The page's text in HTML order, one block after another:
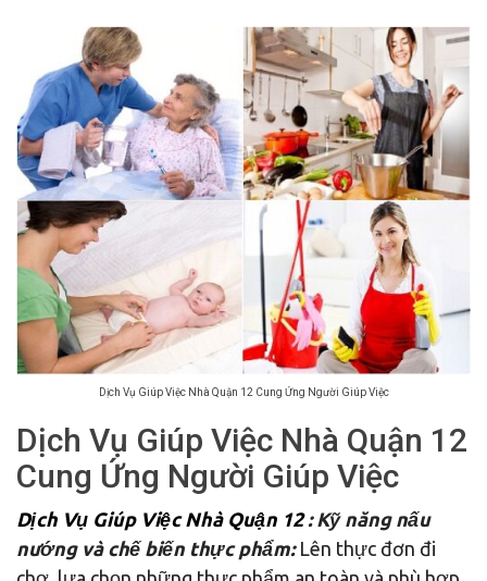
Dịch Vụ Giúp Việc Nhà Quận 12 Cung Ứng Người Giúp Việc
Dịch Vụ Giúp Việc Nhà Quận 12
Cung Ứng Người Giúp Việc
Dịch Vụ Giúp Việc Nhà Quận 12: Kỹ năng nấu
nướng và chế biến thực phẩm:Lên thực đơn đi